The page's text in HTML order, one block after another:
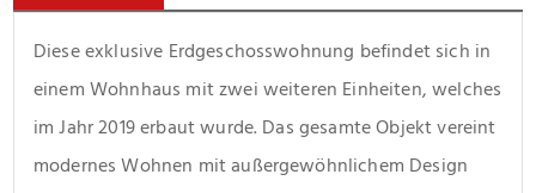
Diese exklusive Erdgeschosswohnung befindet sich in
einem Wohnhaus mit zwei weiteren Einheiten, welches
im Jahr 2019 erbaut wurde. Das gesamte Objekt vereint
modernes Wohnen mit außergewöhnlichem Design